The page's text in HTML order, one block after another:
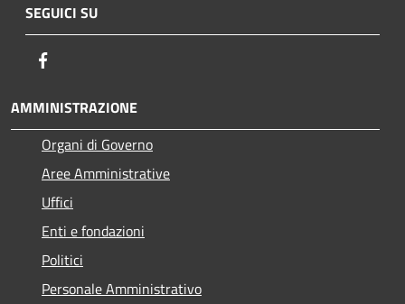
SEGUICI SU
AMMINISTRAZIONE
Organi di Governo
Aree Amministrative
Uffici
Enti e fondazioni
Politici
Personale Amministrativo